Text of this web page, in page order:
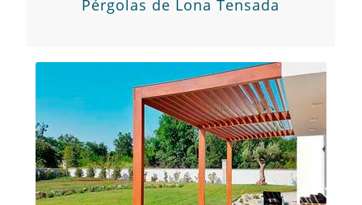
Pérgolas de Lona Tensada